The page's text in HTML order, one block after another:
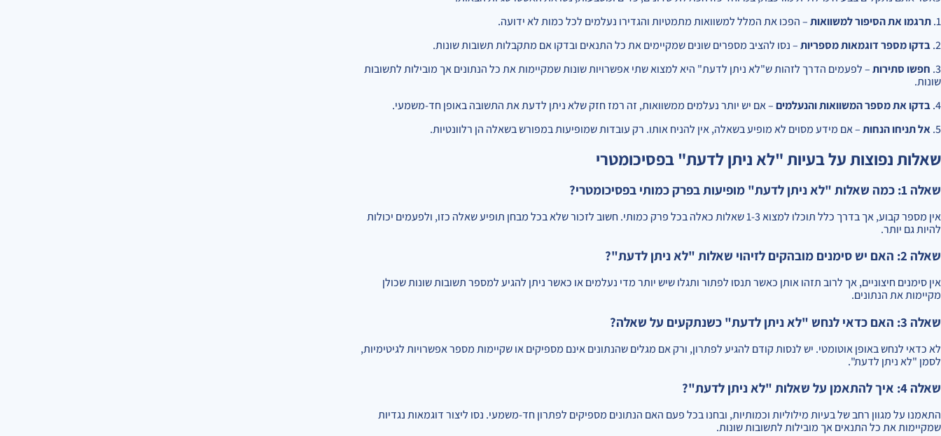
1. תרגמו את הסיפור למשוואות– הפכו את המלל למשוואות מתמטיות והגדירו נעלמים לכל כמות לא ידועה.
2. בדקו מספר דוגמאות מספריות– נסו להציב מספרים שונים שמקיימים את כל התנאים ובדקו אם מתקבלות תשובות שונות.
3. חפשו סתירות– לפעמים הדרך לזהות ש"לא ניתן לדעת" היא למצוא שתי אפשרויות שונות שמקיימות את כל הנתונים אך מובילות לתשובות
שונות.
4. בדקו את מספר המשוואות והנעלמים– אם יש יותר נעלמים ממשוואות, זה רמז חזק שלא ניתן לדעת את התשובה באופן חד-משמעי.
5. אל תניחו הנחות– אם מידע מסוים לא מופיע בשאלה, אין להניח אותו. רק עובדות שמופיעות במפורש בשאלה הן רלוונטיות.
שאלות נפוצות על בעיות "לא ניתן לדעת" בפסיכומטרי
שאלה 1: כמה שאלות "לא ניתן לדעת" מופיעות בפרק כמותי בפסיכומטרי?
אין מספר קבוע, אך בדרך כלל תוכלו למצוא 1-3 שאלות כאלה בכל פרק כמותי. חשוב לזכור שלא בכל מבחן תופיע שאלה כזו, ולפעמים יכולות
להיות גם יותר.
שאלה 2: האם יש סימנים מובהקים לזיהוי שאלות "לא ניתן לדעת"?
אין סימנים חיצוניים, אך לרוב תזהו אותן כאשר תנסו לפתור ותגלו שיש יותר מדי נעלמים או כאשר ניתן להגיע למספר תשובות שונות שכולן
מקיימות את הנתונים.
שאלה 3: האם כדאי לנחש "לא ניתן לדעת" כשנתקעים על שאלה?
לא כדאי לנחש באופן אוטומטי. יש לנסות קודם להגיע לפתרון, ורק אם מגלים שהנתונים אינם מספיקים או שקיימות מספר אפשרויות לגיטימיות,
לסמן "לא ניתן לדעת".
שאלה 4: איך להתאמן על שאלות "לא ניתן לדעת"?
התאמנו על מגוון רחב של בעיות מילוליות וכמותיות, ובחנו בכל פעם האם הנתונים מספיקים לפתרון חד-משמעי. נסו ליצור דוגמאות נגדיות
שמקיימות את כל התנאים אך מובילות לתשובות שונות.